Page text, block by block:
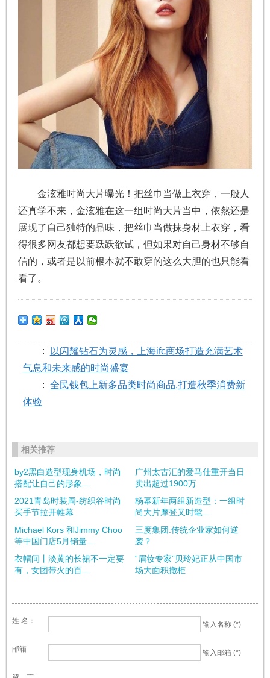
金泫雅时尚大片曝光！把丝巾当做上衣穿，一般人
还真学不来，金泫雅在这一组时尚大片当中，依然还是
展现了自己独特的品味，把丝巾当做抹身材上衣穿，看
得很多网友都想要跃跃欲试，但如果对自己身材不够自
信的，或者是以前根本就不敢穿的这么大胆的也只能看
看了。
:
以闪耀钻石为灵感，上海ifc商场打造充满艺术
气息和未来感的时尚盛宴
: 全民钱包上新多品类时尚商品,打造秋季消费新
体验
相关推荐
by2黑白造型现身机场，时尚
搭配让自己的形象...
广州太古汇的爱马仕重开当日
卖出超过1900万
2021青岛时装周-纺织谷时尚
买手节拉开帷幕
杨幂新年两组新造型：一组时
尚大片摩登又时髦...
Michael Kors 和Jimmy Choo
等中国门店5月销量...
三度集团:传统企业家如何逆
袭？
衣帽间丨淡黄的长裙不一定要
有，女团带火的百...
“眉妆专家”贝玲妃正从中国市
场大面积撤柜
姓 名： 输入名称 (*)
邮箱 输入邮箱 (*)